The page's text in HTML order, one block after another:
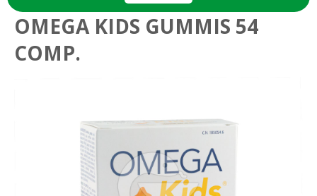
OMEGA KIDS GUMMIS 54
COMP.